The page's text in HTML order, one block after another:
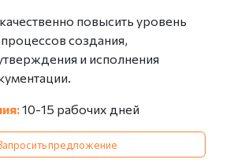
повысить уровень
создания,
и исполнения
10-15 рабочих дней
предложение